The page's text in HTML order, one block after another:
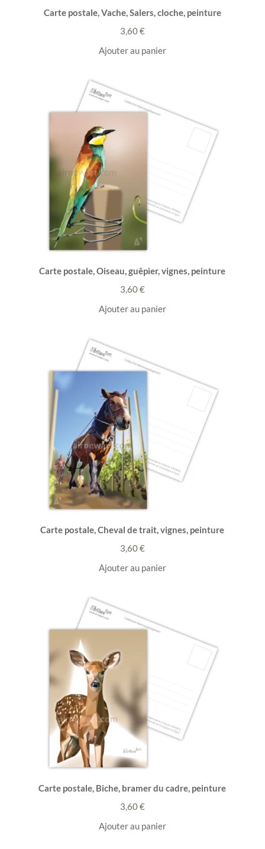
Carte postale, Vache, Salers, cloche, peinture
3,60€
Ajouter au panier
Carte postale, Oiseau, guêpier, vignes, peinture
3,60€
Ajouter au panier
Carte postale, Cheval de trait, vignes, peinture
3,60€
Ajouter au panier
Carte postale, Biche, bramer du cadre, peinture
3,60€
Ajouter au panier